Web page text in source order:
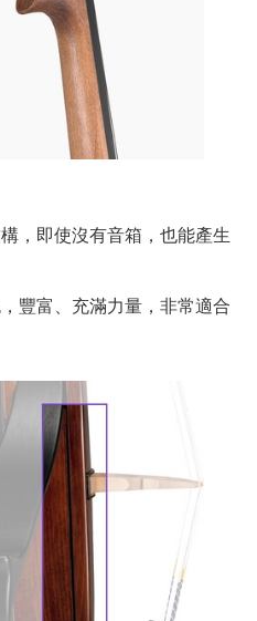
，即使沒有音箱，也能產生
豐富、充滿力量，非常適合